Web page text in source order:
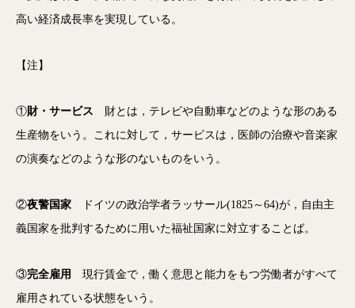
高い経済成長率を実現している。
【注】
①財・サービス 財とは，テレビや自動車などのような形のある
生産物をいう。これに対して，サービスは，医師の治療や音楽家
の演奏などのような形のないものをいう。
②夜警国家 ドイツの政治学者ラッサール(1825～64)が，自由主
義国家を批判するために用いた福祉国家に対立することば。
③完全雇用
現行賃金で，働く意思と能力をもつ労働者がすべて
雇用されている状態をいう。